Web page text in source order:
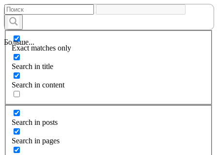
Больше...
Exact matches only
Search in title
Search in content
Search in posts
Search in pages